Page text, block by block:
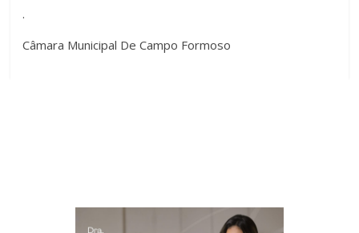
.
Câmara Municipal De Campo Formoso